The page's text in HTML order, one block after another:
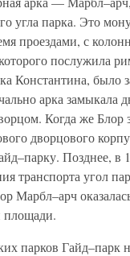
угла парка. Это
проездами, с
послужила
Константина, было
арка замыкала
Когда же Блор
дворцового
Позднее, в
транспорта угол
Марбл–арч
площади.
парков Гайд–парк